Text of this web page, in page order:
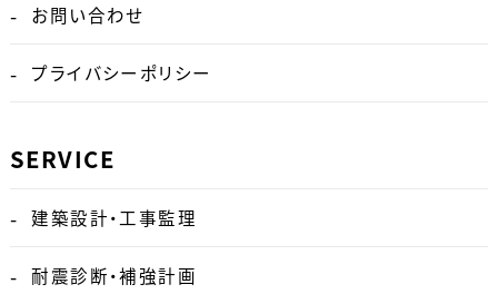
お問い合わせ
プライバシーポリシー
SERVICE
建築設計・工事監理
耐震診断・補強計画